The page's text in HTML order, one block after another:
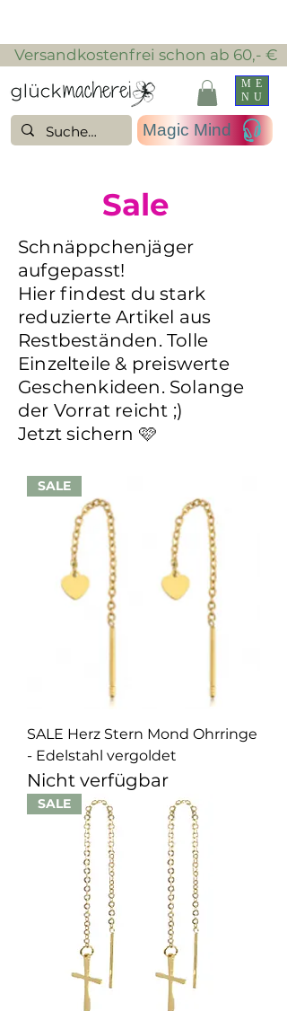
ME
NU
​ Versandkostenfrei schon ab 60,- €
Magic Mind
Sale
Schnäppchenjäger
aufgepasst!
Hier findest du stark
reduzierte Artikel aus
Restbeständen. Tolle
Einzelteile & preiswerte
Geschenkideen. Solange
der Vorrat reicht ;)
Jetzt sichern 🩷
SALE
SALE Herz Stern Mond Ohrringe
- Edelstahl vergoldet
Nicht verfügbar
SALE